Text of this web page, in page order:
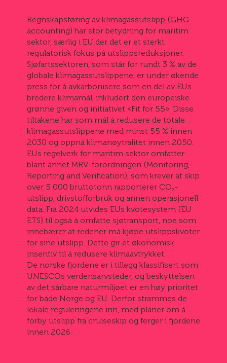
Regnskapsføring av klimagassutslipp (GHG
accounting) har stor betydning for maritim
sektor, særlig i EU der det er et sterkt
regulatorisk fokus på utslippsreduksjoner.
Sjøfartssektoren, som står for rundt 3 % av de
globale klimagassutslippene, er under økende
press for å avkarbonisere som en del av EUs
bredere klimamål, inkludert den europeiske
grønne given og initiativet «Fit for 55». Disse
tiltakene har som mål å redusere de totale
klimagassutslippene med minst 55 % innen
2030 og oppnå klimanøytralitet innen 2050.
EUs regelverk for maritim sektor omfatter
blant annet MRV-forordningen (Monitoring,
Reporting and Verification), som krever at skip
over 5 000 bruttotonn rapporterer CO₂-
utslipp, drivstofforbruk og annen operasjonell
data. Fra 2024 utvides EUs kvotesystem (EU
ETS) til også å omfatte sjøtransport, noe som
innebærer at rederier må kjøpe utslippskvoter
for sine utslipp. Dette gir et økonomisk
insentiv til å redusere klimaavtrykket.
De norske fjordene er i tillegg klassifisert som
UNESCOs verdensarvsteder, og beskyttelsen
av det sårbare naturmiljøet er en høy prioritet
for både Norge og EU. Derfor strammes de
lokale reguleringene inn, med planer om å
forby utslipp fra cruiseskip og ferger i fjordene
innen 2026.